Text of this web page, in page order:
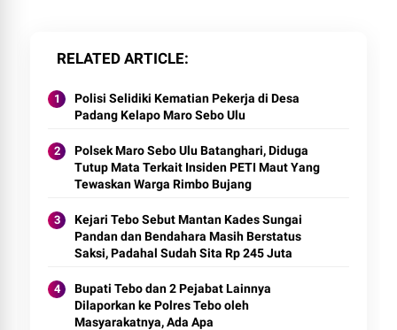
RELATED ARTICLE
Polisi Selidiki Kematian Pekerja di Desa
Padang Kelapo Maro Sebo Ulu
Polsek Maro Sebo Ulu Batanghari, Diduga
Tutup Mata Terkait Insiden PETI Maut Yang
Tewaskan Warga Rimbo Bujang
Kejari Tebo Sebut Mantan Kades Sungai
Pandan dan Bendahara Masih Berstatus
Saksi, Padahal Sudah Sita Rp 245 Juta
Bupati Tebo dan 2 Pejabat Lainnya
Dilaporkan ke Polres Tebo oleh
Masyarakatnya, Ada Apa